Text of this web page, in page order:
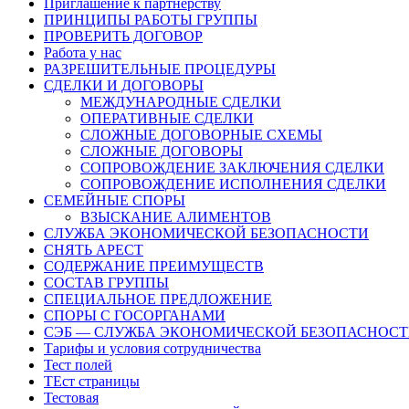
Приглашение к партнерству
ПРИНЦИПЫ РАБОТЫ ГРУППЫ
ПРОВЕРИТЬ ДОГОВОР
Работа у нас
РАЗРЕШИТЕЛЬНЫЕ ПРОЦЕДУРЫ
СДЕЛКИ И ДОГОВОРЫ
МЕЖДУНАРОДНЫЕ СДЕЛКИ
ОПЕРАТИВНЫЕ СДЕЛКИ
СЛОЖНЫЕ ДОГОВОРНЫЕ СХЕМЫ
СЛОЖНЫЕ ДОГОВОРЫ
СОПРОВОЖДЕНИЕ ЗАКЛЮЧЕНИЯ СДЕЛКИ
СОПРОВОЖДЕНИЕ ИСПОЛНЕНИЯ СДЕЛКИ
СЕМЕЙНЫЕ СПОРЫ
ВЗЫСКАНИЕ АЛИМЕНТОВ
СЛУЖБА ЭКОНОМИЧЕСКОЙ БЕЗОПАСНОСТИ
СНЯТЬ АРЕСТ
СОДЕРЖАНИЕ ПРЕИМУЩЕСТВ
СОСТАВ ГРУППЫ
СПЕЦИАЛЬНОЕ ПРЕДЛОЖЕНИЕ
СПОРЫ С ГОСОРГАНАМИ
СЭБ — СЛУЖБА ЭКОНОМИЧЕСКОЙ
Тарифы и условия сотрудничества
Тест полей
ТЕст страницы
Тестовая